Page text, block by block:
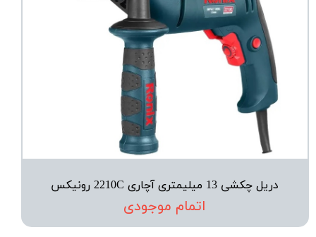
دریل چکشی 13 میلیمتری آچاری 2210C رونیکس
اتمام موجودی